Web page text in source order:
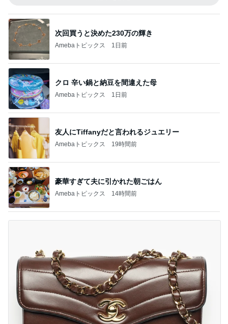
次回買うと決めた230万の輝き
Amebaトピックス 1日前
クロ 辛い鍋と納豆を間違えた母
Amebaトピックス 1日前
友人にTiffanyだと言われるジュエリー
Amebaトピックス 19時間前
豪華すぎて夫に引かれた朝ごはん
Amebaトピックス 14時間前